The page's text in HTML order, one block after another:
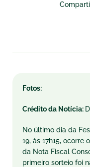
Fotos:
Crédito da Notícia:
No último dia da
19, às 17h15,
da Nota Fiscal
primeiro sorteio foi